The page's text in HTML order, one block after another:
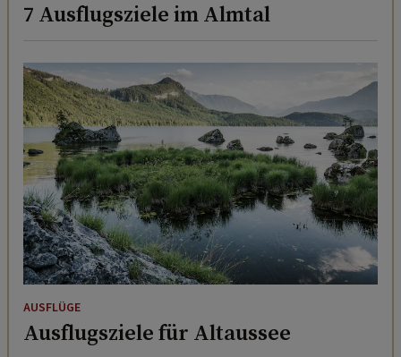
7 Ausflugsziele im Almtal
AUSFLÜGE
Ausflugsziele für Altaussee